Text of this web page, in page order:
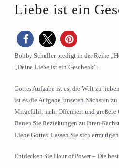
Liebe ist ein
Bobby Schuller predigt in der Reihe
„Deine Liebe ist ein Geschenk”.
Gottes Aufgabe ist es, die Welt zu
ist es die Aufgabe, unseren Nächsten
Mitgefühl, mehr Offenheit und größere
Bauen Sie Beziehungen zu Ihren
Liebe Gottes. Lassen Sie sich
Entdecken Sie Hour of Power – Die